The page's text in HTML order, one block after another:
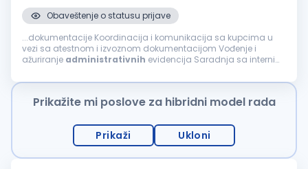
Obaveštenje o statusu prijave
...dokumentacije Koordinacija i komunikacija sa kupcima u
vezi sa atestnom i izvoznom dokumentacijom Vođenje i
ažuriranje administrativnih evidencija Saradnja sa internim
Rad u ERP sistemu Obavljanje ostalih...
Prikažite mi poslove za hibridni model rada
Prikaži Ukloni